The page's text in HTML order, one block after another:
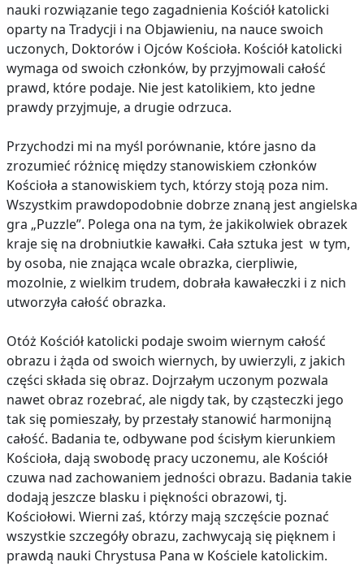
nauki rozwiązanie tego zagadnienia Kościół katolicki
oparty na Tradycji i na Objawieniu, na nauce swoich
uczonych, Doktorów i Ojców Kościoła. Kościół katolicki
wymaga od swoich członków, by przyjmowali całość
prawd, które podaje. Nie jest katolikiem, kto jedne
prawdy przyjmuje, a drugie odrzuca.
Przychodzi mi na myśl porównanie, które jasno da
zrozumieć różnicę między stanowiskiem członków
Kościoła a stanowiskiem tych, którzy stoją poza nim.
Wszystkim prawdopodobnie dobrze znaną jest angielska
gra „Puzzle”. Polega ona na tym, że jakikolwiek obrazek
kraje się na drobniutkie kawałki. Cała sztuka jest w tym,
by osoba, nie znająca wcale obrazka, cierpliwie,
mozolnie, z wielkim trudem, dobrała kawałeczki i z nich
utworzyła całość obrazka.
Otóż Kościół katolicki podaje swoim wiernym całość
obrazu i żąda od swoich wiernych, by uwierzyli, z jakich
części składa się obraz. Dojrzałym uczonym pozwala
nawet obraz rozebrać, ale nigdy tak, by cząsteczki jego
tak się pomieszały, by przestały stanowić harmonijną
całość. Badania te, odbywane pod ścisłym kierunkiem
Kościoła, dają swobodę pracy uczonemu, ale Kościół
czuwa nad zachowaniem jedności obrazu. Badania takie
dodają jeszcze blasku i piękności obrazowi, tj.
Kościołowi. Wierni zaś, którzy mają szczęście poznać
wszystkie szczegóły obrazu, zachwycają się pięknem i
prawdą nauki Chrystusa Pana w Kościele katolickim.